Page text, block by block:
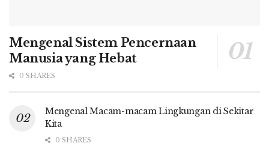
Mengenal Sistem Pencernaan
Manusia yang Hebat
0 SHARES
Mengenal Macam-macam Lingkungan di Sekitar
Kita
0 SHARES